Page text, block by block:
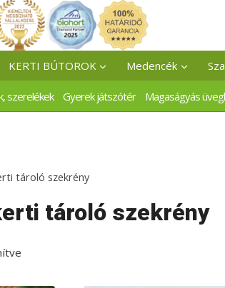
KERTI BÚTOROK Medencék
szerelékek Gyerek játszótér Magaságyás
tároló szekrény
tároló szekrény